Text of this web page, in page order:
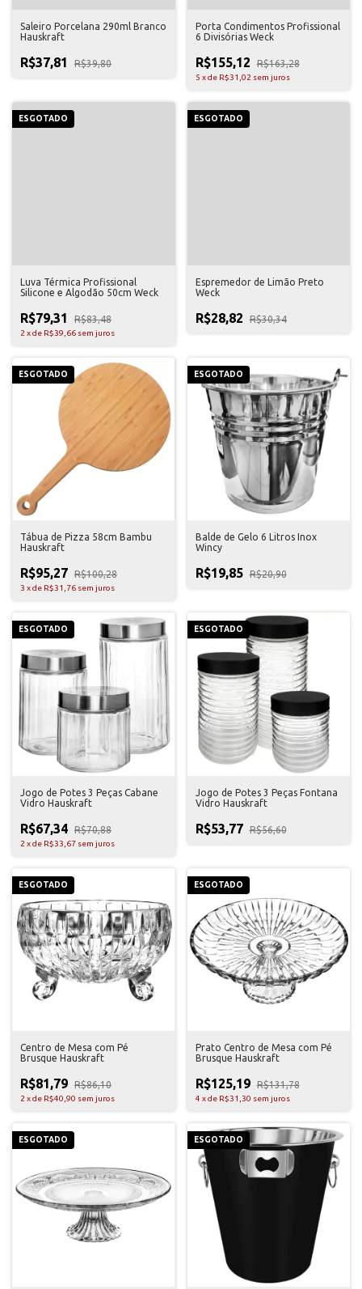
Saleiro Porcelana 290ml Branco
Hauskraft
R$37,81 R$39,80
Porta Condimentos Profissional
6 Divisórias Weck
R$155,12 R$163,28
5 xde R$31,02 sem juros
ESGOTADO
Luva Térmica Profissional
Silicone e Algodão 50cm Weck
R$79,31 R$83,48
2 xde R$39,66 sem juros
ESGOTADO
Espremedor de Limão Preto
Weck
R$28,82 R$30,34
ESGOTADO
Tábua de Pizza 58cm Bambu
Hauskraft
R$95,27 R$100,28
3 xde R$31,76 sem juros
ESGOTADO
Balde de Gelo 6 Litros Inox
Wincy
R$19,85 R$20,90
ESGOTADO
Jogo de Potes 3 Peças Cabane
Vidro Hauskraft
R$67,34 R$70,88
2 xde R$33,67 sem juros
ESGOTADO
Jogo de Potes 3 Peças Fontana
Vidro Hauskraft
R$53,77 R$56,60
ESGOTADO
Centro de Mesa com Pé
Brusque Hauskraft
R$81,79 R$86,10
2 xde R$40,90 sem juros
ESGOTADO
Prato Centro de Mesa com Pé
Brusque Hauskraft
R$125,19 R$131,78
4 xde R$31,30 sem juros
ESGOTADO ESGOTADO